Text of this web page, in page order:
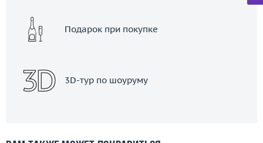
Подарок при покупке
3D-тур по шоуруму